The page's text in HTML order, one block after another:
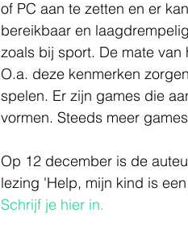
of PC aan te zetten en er
bereikbaar en
zoals bij sport. De mate
O.a. deze kenmerken
spelen. Er zijn games die
vormen. Steeds meer
Op 12 december is de
lezing 'Help, mijn kind is
Schrijf je hier in.